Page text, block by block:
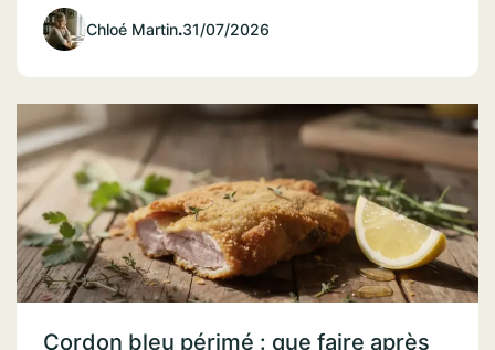
Chloé Martin.31/07/2026
Cordon bleu périmé : que faire après